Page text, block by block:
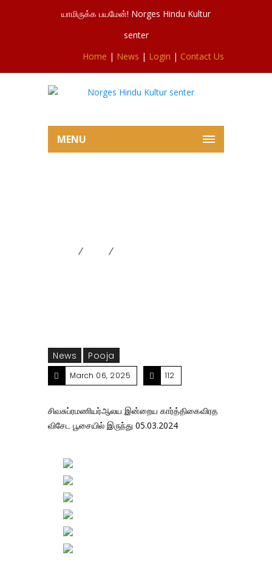
யாமிருக்க பயமேன்! Norges Hindu Kultur
senter
Home | News | Login | Contact Us
MENU
News Pooja
March 06, 2025 112
சிவசுப்ரமணியர்ஆலய இன்றைய கார்த்திகைவிரத
விசேட பூசையில் இருந்து 05.03.2024